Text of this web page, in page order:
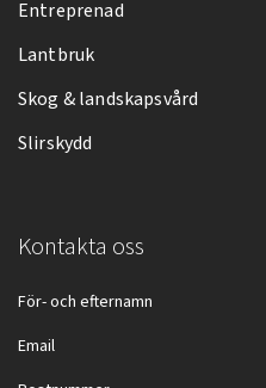
Entreprenad
Lantbruk
Skog & landskapsvård
Slirskydd
Kontakta oss